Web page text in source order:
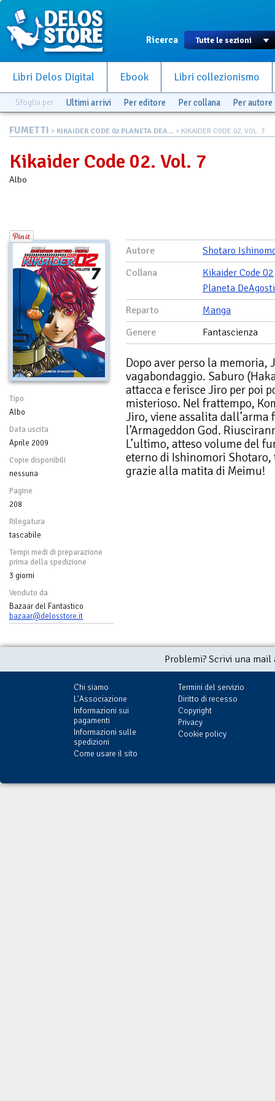
Ricerca
Libri Delos Digital Ebook Libri collezionismo
Sfoglia per Ultimi arrivi Per editore Per collana Per autore
FUMETTI > KIKAIDER CODE 02 PLANETA DEA... > KIKAIDER CODE 02. VOL. 7
Kikaider Code 02. Vol. 7
Albo
Tipo
Albo
Data uscita
Aprile 2009
Copie disponibili
nessuna
Pagine
208
Rilegatura
tascabile
Tempi medi di preparazione
prima della spedizione
3 giorni
Venduto da
Bazaar del Fantastico
bazaar@delosstore.it
Autore
Shotaro
Collana
Kikaider Code 02
Planeta
Reparto
Manga
Genere
Fantascienza
Dopo aver perso la
vagabondaggio. Saburo
attacca e ferisce Jiro per poi
misterioso. Nel frattempo,
Jiro, viene assalita
l’Armageddon God.
L’ultimo, atteso volume del
eterno di Ishinomori
grazie alla matita di Meimu!
Problemi? Scrivi una
Chi siamo
L'Associazione
Informazioni sui
pagamenti
Informazioni sulle
spedizioni
Come usare il sito
Termini del servizio
Diritto di recesso
Copyright
Privacy
Cookie policy